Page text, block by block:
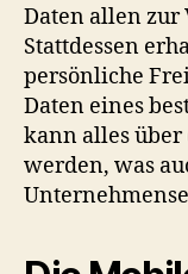
Daten allen zur
Stattdessen
persönliche
Daten eines
kann alles
werden, was